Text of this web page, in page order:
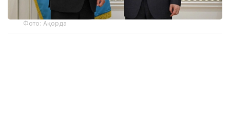
Фото: Ақорда